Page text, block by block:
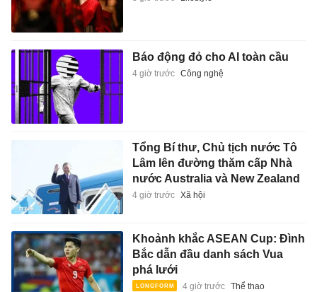
Báo động đỏ cho AI toàn cầu
4 giờ trước Công nghệ
Tổng Bí thư, Chủ tịch nước Tô
Lâm lên đường thăm cấp Nhà
nước Australia và New Zealand
4 giờ trước Xã hội
Khoảnh khắc ASEAN Cup: Đình
Bắc dẫn đầu danh sách Vua
phá lưới
4 giờ trước Thể thao